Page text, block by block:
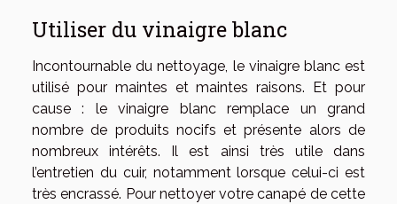
Utiliser du vinaigre blanc
Incontournable du nettoyage, le vinaigre blanc est
utilisé pour maintes et maintes raisons. Et pour
cause : le vinaigre blanc remplace un grand
nombre de produits nocifs et présente alors de
nombreux intérêts. Il est ainsi très utile dans
l’entretien du cuir, notamment lorsque celui-ci est
très encrassé. Pour nettoyer votre canapé de cette